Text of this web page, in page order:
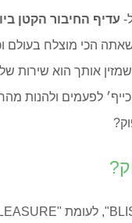
עדיף החיבור הקטן
הכי מוצלח בעולם
אותך הוא שירות
לפעמים ולהנות